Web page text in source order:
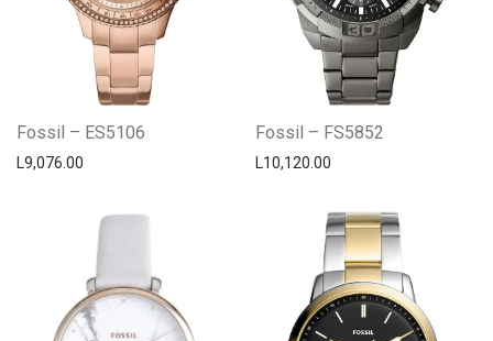
Fossil – ES5106
L9,076.00
Fossil – FS5852
L10,120.00